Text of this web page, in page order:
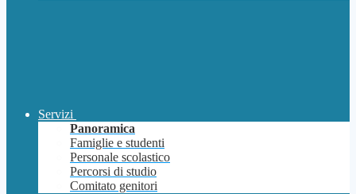
Servizi
Panoramica
Famiglie e studenti
Personale scolastico
Percorsi di studio
Comitato genitori